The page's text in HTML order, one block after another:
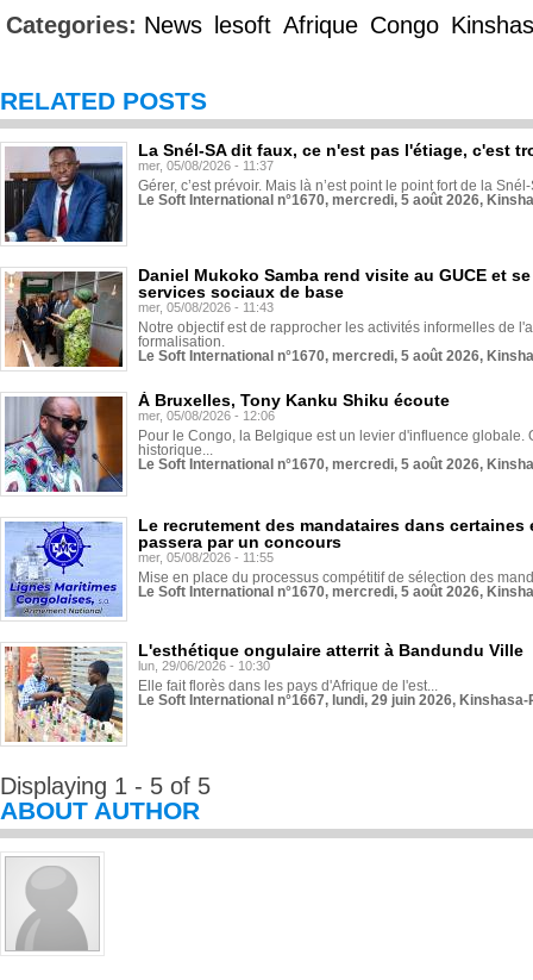
Categories: News lesoft Afrique Congo
RELATED POSTS
La Snél-SA dit faux, ce n'est pas l'étiage, c'est
mer, 05/08/2026 - 11:37
Gérer, c’est prévoir. Mais là n’est point le point fort de la
Le Soft International n°1670, mercredi, 5 août 2026,
Daniel Mukoko Samba rend visite au GUCE et
services sociaux de base
mer, 05/08/2026 - 11:43
Notre objectif est de rapprocher les activités informelles de
formalisation.
Le Soft International n°1670, mercredi, 5 août 2026,
À Bruxelles, Tony Kanku Shiku écoute
mer, 05/08/2026 - 12:06
Pour le Congo, la Belgique est un levier d'influence globale.
historique...
Le Soft International n°1670, mercredi, 5 août 2026,
Le recrutement des mandataires dans
passera par un concours
mer, 05/08/2026 - 11:55
Mise en place du processus compétitif de sélection des
Le Soft International n°1670, mercredi, 5 août 2026,
L'esthétique ongulaire atterrit à Bandundu Ville
lun, 29/06/2026 - 10:30
Elle fait florès dans les pays d'Afrique de l'est...
Le Soft International n°1667, lundi, 29 juin 2026,
Displaying 1 - 5 of 5
ABOUT AUTHOR